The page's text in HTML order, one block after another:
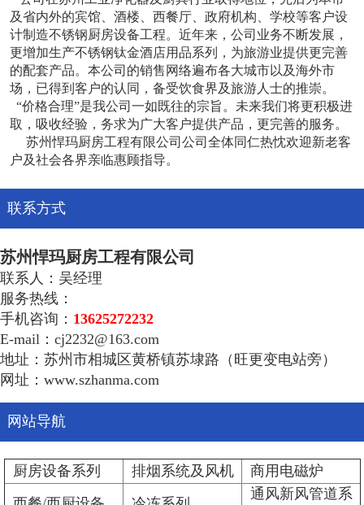
及省内外的宾馆、酒楼、西餐厅、政府机构、学校等客户设
计制造不锈钢厨房设备工程。近年来，公司业务不断发展，
更增加生产不锈钢钛金酒店用品系列，为旅游业提供更完善
的配套产品。本公司的销售网络遍布各大城市以及海外市
场，已得到客户的认同，备受饮食界及旅游人士的推崇。
“价格合理”是我公司一如既往的宗旨。未来我们将更积极进
取，吸收经验，务求为广大客户提供产品，更完善的服务。
苏州悍玛厨房工程有限公司公司全体同仁热忱欢迎新老客
户及社会各界亲临惠顾指导。
联系方式
苏州悍玛厨房工程有限公司
联系人：吴经理
服务热线：
手机咨询： 13625272232
E-mail：cj2232@163.com
地址：苏州市相城区黄桥镇苏埭路（旺更变电站旁）
网址：www.szhanma.com
网站导航
厨房设备系列 排烟系统及风机
商用电磁炉
通风新风管道系